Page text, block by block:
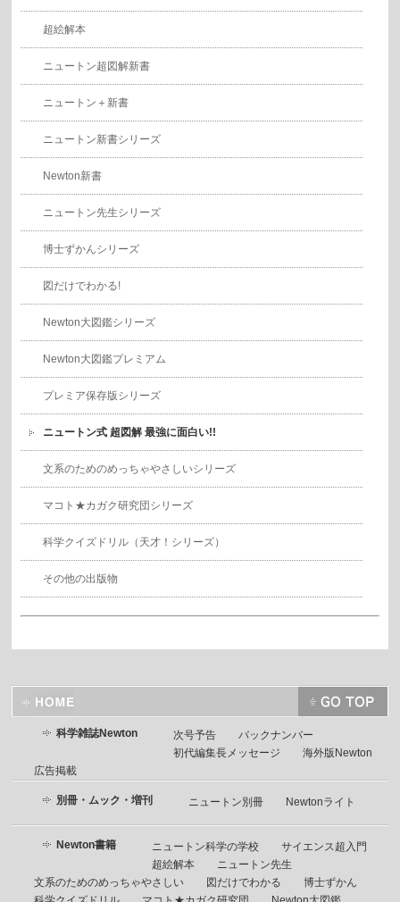
超絵解本
ニュートン超図解新書
ニュートン＋新書
ニュートン新書シリーズ
Newton新書
ニュートン先生シリーズ
博士ずかんシリーズ
図だけでわかる!
Newton大図鑑シリーズ
Newton大図鑑プレミアム
プレミア保存版シリーズ
ニュートン式 超図解 最強に面白い!!
文系のためのめっちゃやさしいシリーズ
マコト★カガク研究団シリーズ
科学クイズドリル（天才！シリーズ）
その他の出版物
科学雑誌Newton 次号予告
バックナンバー
初代編集長メッセージ
海外版Newton
広告掲載
別冊・ムック・増刊 ニュートン別冊 Newtonライト
Newton書籍 ニュートン科学の学校
サイエンス超入門
超絵解本
ニュートン先生
文系のためのめっちゃやさしい
図だけでわかる
博士ずかん